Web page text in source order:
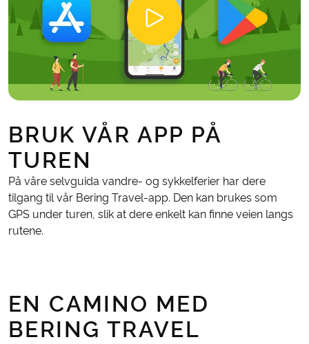
BRUK VÅR APP PÅ
TUREN
På våre selvguida vandre- og sykkelferier har dere
tilgang til vår Bering Travel-app. Den kan brukes som
GPS under turen, slik at dere enkelt kan finne veien langs
rutene.
EN CAMINO MED
BERING TRAVEL